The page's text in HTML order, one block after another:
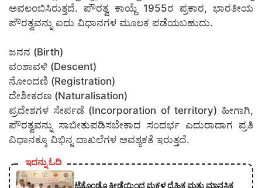
ಅವಲಂಬಿಸಿರುತ್ತದೆ. ಪೌರತ್ವ ಕಾಯ್ದೆ 1955ರ ಪ್ರಕಾರ, ಭಾರತೀಯ
ಪೌರತ್ವವನ್ನು ಐದು ವಿಧಾನಗಳ ಮೂಲಕ ಪಡೆಯಬಹುದು.
ಜನನ (Birth)
ವಂಶಾವಳಿ (Descent)
ನೋಂದಣಿ (Registration)
ದೇಶೀಕರಣ (Naturalisation)
ಪ್ರದೇಶಗಳ ಸೇರ್ಪಡೆ (Incorporation of territory) ಹೀಗಾಗಿ,
ಪೌರತ್ವವನ್ನು ಸಾಬೀತುಪಡಿಸಬೇಕಾದ ಸಂದರ್ಭ ಎದುರಾದಾಗ ಪ್ರತಿ
ವಿಧಾನಕ್ಕೂ ವಿಭಿನ್ನ ದಾಖಲೆಗಳ ಅವಶ್ಯಕತೆ ಇರುತ್ತದೆ.
ಇದನ್ನು ಓದಿ
ಟೈಕೊಂಡೊ ಕ್ರೀಡೆಯಿಂದ ಮಕ್ಕಳ ದೈಹಿಕ ಮತ್ತು ಮಾನಸಿಕ